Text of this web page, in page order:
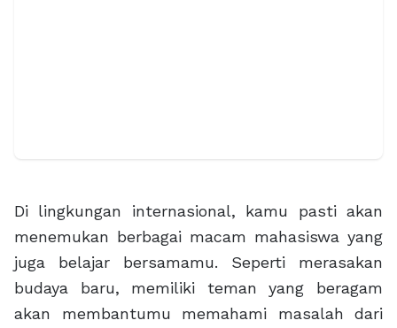
Di lingkungan internasional, kamu pasti akan
menemukan berbagai macam mahasiswa yang
juga belajar bersamamu. Seperti merasakan
budaya baru, memiliki teman yang beragam
akan membantumu memahami masalah dari